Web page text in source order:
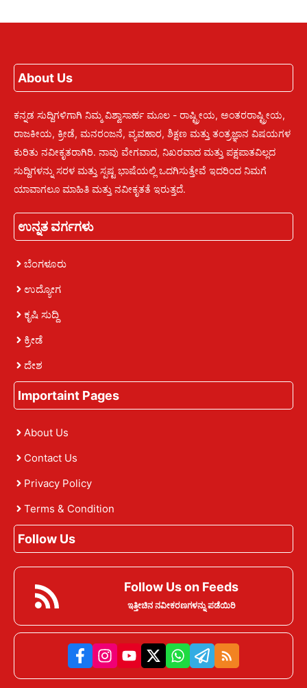
About Us
ಕನ್ನಡ ಸುದ್ದಿಗಳಿಗಾಗಿ ನಿಮ್ಮ ವಿಶ್ವಾಸಾರ್ಹ ಮೂಲ - ರಾಷ್ಟ್ರೀಯ, ಅಂತರರಾಷ್ಟ್ರೀಯ,
ರಾಜಕೀಯ, ಕ್ರೀಡೆ, ಮನರಂಜನೆ, ವ್ಯವಹಾರ, ಶಿಕ್ಷಣ ಮತ್ತು ತಂತ್ರಜ್ಞಾನ ವಿಷಯಗಳ
ಕುರಿತು ನವೀಕೃತರಾಗಿರಿ. ನಾವು ವೇಗವಾದ, ನಿಖರವಾದ ಮತ್ತು ಪಕ್ಷಪಾತವಿಲ್ಲದ
ಸುದ್ದಿಗಳನ್ನು ಸರಳ ಮತ್ತು ಸ್ಪಷ್ಟ ಭಾಷೆಯಲ್ಲಿ ಒದಗಿಸುತ್ತೇವೆ ಇದರಿಂದ ನಿಮಗೆ
ಯಾವಾಗಲೂ ಮಾಹಿತಿ ಮತ್ತು ನವೀಕೃತತೆ ಇರುತ್ತದೆ.
ಉನ್ನತ ವರ್ಗಗಳು
ಬೆಂಗಳೂರು
ಉದ್ಯೋಗ
ಕೃಷಿ ಸುದ್ದಿ
ಕ್ರೀಡೆ
ದೇಶ
Importaint Pages
About Us
Contact Us
Privacy Policy
Terms & Condition
Follow Us
Follow Us on Feeds
ಇತ್ತೀಚಿನ ನವೀಕರಣಗಳನ್ನು ಪಡೆಯಿರಿ